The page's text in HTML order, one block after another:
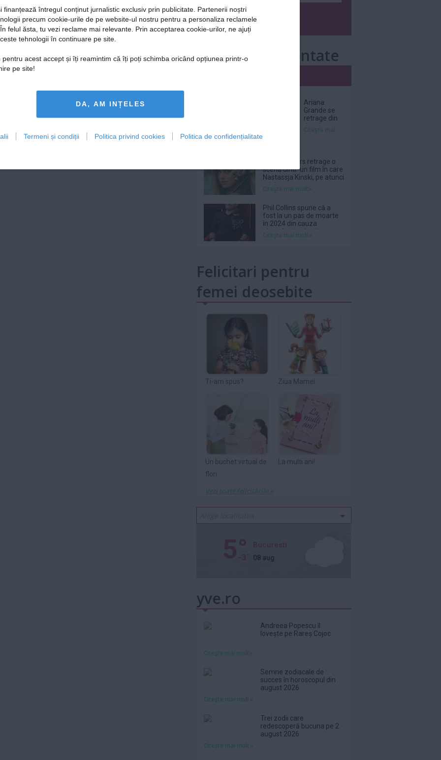
finanțează întregul conținut jurnalistic exclusiv prin publicitate. Partenerii noștri
precum cookie-urile de pe website-ul nostru pentru a personaliza reclamele
felul ăsta, tu vezi reclame mai relevante. Prin acceptarea cookie-urilor, ne ajuți
tehnologii în continuare pe site.
pentru acest accept și îți reamintim că îți poți schimba oricând opțiunea printr-o
pe site!
DA, AM INȚELES
Termeni și condiții Politica privind cookies Politica de confidențialitate
Cele mai comentate
Ariana
Grande se
retrage din
distribuția
unui musical
la Londra în
2027
Citeşte mai
Wim Wenders retrage o
scenă dintr-un film în care
Nastassja Kinski, pe atunci
adolescentă, apărea
topless
Citeşte mai mult»
Phil Collins spune că a
fost la un pas de moarte
în 2024 din cauza
abuzului de alcool
Citeşte mai mult»
Felicitari pentru
femei deosebite
Ti-am spus? Ziua Mamei
Un buchet virtual de
flori
La multi ani!
Vezi toate felicitările »
08 aug
yve.ro
Andreea Popescu îl
lovește pe Rareș Cojoc
Citeşte mai mult»
Semne zodiacale de
succes în horoscopul din
august 2026
Citeşte mai mult»
Trei zodii care
redescoperă bucuria pe 2
august 2026
Citeşte mai mult»